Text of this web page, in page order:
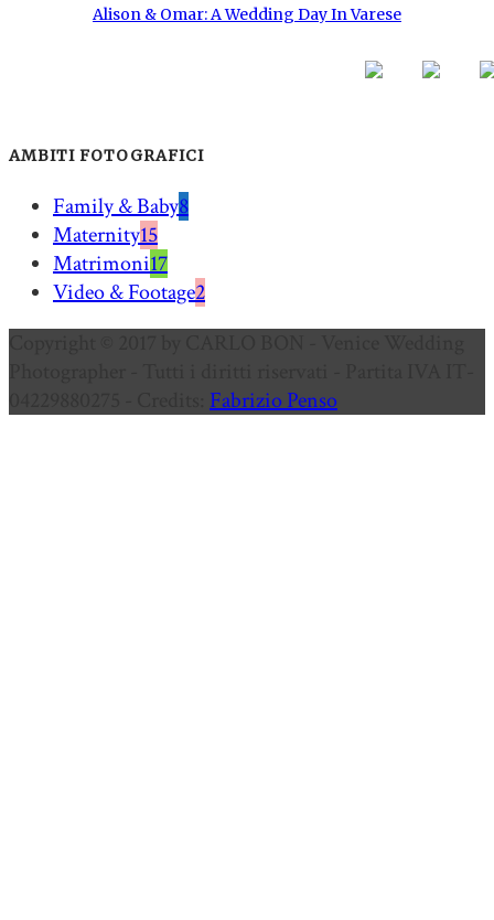
Alison & Omar: A Wedding Day In Varese
AMBITI FOTOGRAFICI
Family & Baby8
Maternity15
Matrimoni17
Video & Footage2
Fabrizio Penso